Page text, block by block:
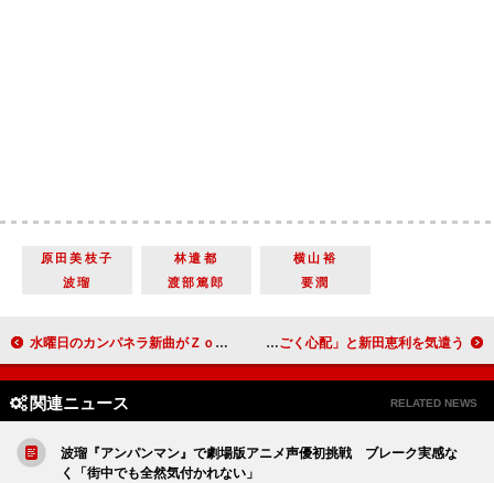
原田美枝子 林遣都
横山裕
波瑠
渡部篤郎 要潤
水曜日のカンパネラ新曲がＺｏｆｆとタイアップ コムアイがゴリラと触れ合い「負けじと動き回りました」 渡辺美奈代、膝上２０センチミニスカでさんみゅ～に勝利宣言 「すごく心配」と新田恵利を気遣う
関連ニュース RELATED NEWS
波瑠『アンパンマン』で劇場版アニメ声優初挑戦 ブレーク実感な
く「街中でも全然気付かれない」